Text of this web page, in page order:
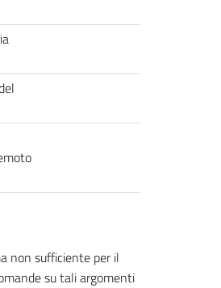
non sufficiente per il
su tali argomenti